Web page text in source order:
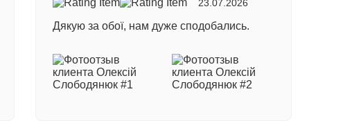
23.07.2026
Дякую за обої, нам дуже сподобались.